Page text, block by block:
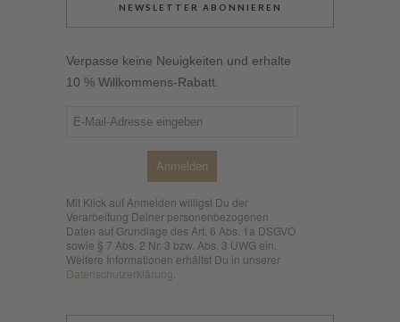
NEWSLETTER ABONNIEREN
Verpasse keine Neuigkeiten und erhalte
10 % Willkommens-Rabatt.
Anmelden
Mit Klick auf Anmelden willigst Du der
Verarbeitung Deiner personenbezogenen
Daten auf Grundlage des Art. 6 Abs. 1a DSGVO
sowie § 7 Abs. 2 Nr. 3 bzw. Abs. 3 UWG ein.
Weitere Informationen erhältst Du in unserer
Datenschutzerklärung